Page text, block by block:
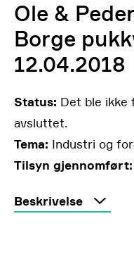
Ole &
Borge
12.04.2018
Status: Det ble ikke
avsluttet.
Tema: Industri og
Tilsyn gjennomført:
Beskrivelse